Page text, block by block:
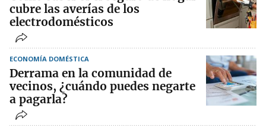
cubre las averías de los
electrodomésticos
ECONOMÍA DOMÉSTICA
Derrama en la comunidad de
vecinos, ¿cuándo puedes negarte
a pagarla?